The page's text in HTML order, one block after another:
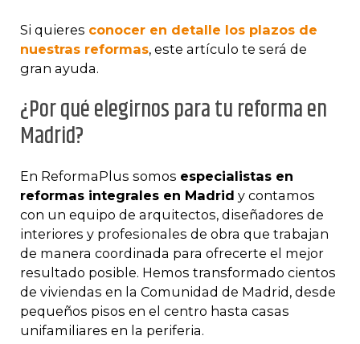
Si quieres conocer en detalle los plazos de
nuestras reformas, este artículo te será de
gran ayuda.
¿Por qué elegirnos para tu reforma en
Madrid?
En ReformaPlus somos especialistas en
reformas integrales en Madrid y contamos
con un equipo de arquitectos, diseñadores de
interiores y profesionales de obra que trabajan
de manera coordinada para ofrecerte el mejor
resultado posible. Hemos transformado cientos
de viviendas en la Comunidad de Madrid, desde
pequeños pisos en el centro hasta casas
unifamiliares en la periferia.